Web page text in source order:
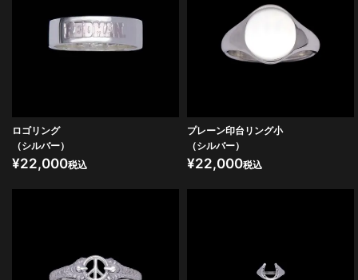
ロゴリング
（シルバー）
¥22,000税込
プレーン印台リング小
（シルバー）
¥22,000税込